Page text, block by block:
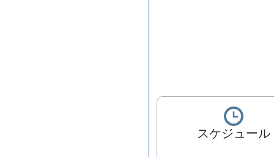
スケジュール